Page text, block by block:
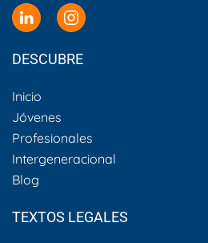
DESCUBRE
Inicio
Jóvenes
Profesionales
Intergeneracional
Blog
TEXTOS LEGALES